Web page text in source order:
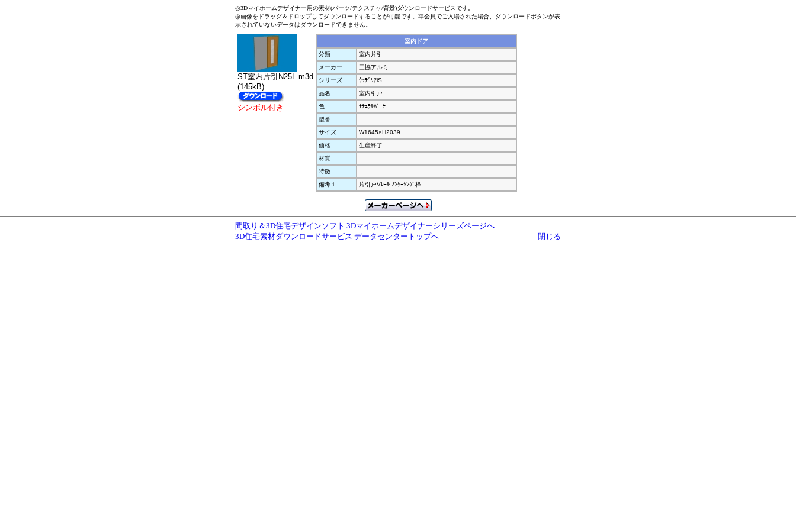
◎3Dマイホームデザイナー用の素材(パーツ/テクスチャ/背景)ダウンロードサービスです。
◎画像をドラッグ＆ドロップしてダウンロードすることが可能です。準会員でご入場された場合、ダウンロードボタンが表
示されていないデータはダウンロードできません。
ST室内片引N25L.m3d
(145kB)
シンボル付き
室内ドア
分類
室内片引
メーカー
三協アルミ
シリーズ
ｳｯﾃﾞﾘｱiS
品名
室内引戸
色
ﾅﾁｭﾗﾙﾊﾞｰﾁ
型番
サイズ
W1645×H2039
価格
生産終了
材質
特徴
備考１
片引戸Vﾚｰﾙ ﾉﾝｹｰｼﾝｸﾞ枠
間取り＆3D住宅デザインソフト 3Dマイホームデザイナーシリーズページへ
3D住宅素材ダウンロードサービス データセンタートップへ
閉じる